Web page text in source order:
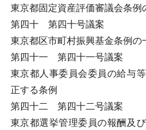
東京都固定資産評価審議会条例
第四十 第四十号議案
東京都区市町村振興基金条例の
第四十一 第四十一号議案
東京都人事委員会委員の給与
正する条例
第四十二 第四十二号議案
東京都選挙管理委員の報酬及